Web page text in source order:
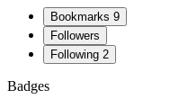
Bookmarks 9
Followers
Following 2
Badges